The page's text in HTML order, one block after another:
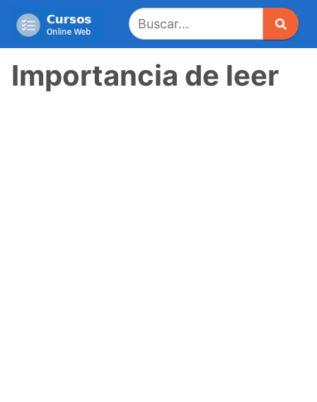
Importancia de leer